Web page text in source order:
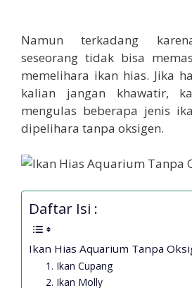
Namun terkadang
seseorang tidak bisa
memelihara ikan hias. Jika
kalian jangan khawatir,
mengulas beberapa jenis
dipelihara tanpa oksigen.
Daftar Isi :
Ikan Hias Aquarium Tanpa
1. Ikan Cupang
2. Ikan Molly